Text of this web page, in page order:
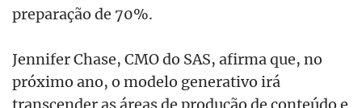
preparação de 70%.
Jennifer Chase, CMO do SAS, afirma que, no
próximo ano, o modelo generativo irá
transcender as áreas de produção de conteúdo e